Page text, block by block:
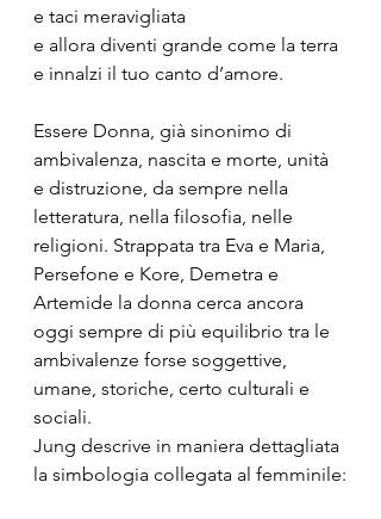
e taci meravigliata
e allora diventi grande come la terra
e innalzi il tuo canto d’amore.
Essere Donna, già sinonimo di
ambivalenza, nascita e morte, unità
e distruzione, da sempre nella
letteratura, nella filosofia, nelle
religioni. Strappata tra Eva e Maria,
Persefone e Kore, Demetra e
Artemide la donna cerca ancora
oggi sempre di più equilibrio tra le
ambivalenze forse soggettive,
umane, storiche, certo culturali e
sociali.
Jung descrive in maniera dettagliata
la simbologia collegata al femminile: